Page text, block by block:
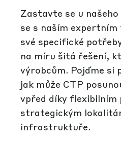
Zastavte se u
se s naším
své specifické
na míru šitá řešení,
výrobcům. Pojďme si
jak může CTP
vpřed díky
strategickým
infrastruktuře.